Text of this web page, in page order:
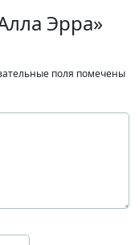
Эрра»
поля помечены